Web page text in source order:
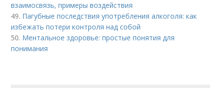
взаимосвязь, примеры воздействия
49. Пагубные последствия употребления алкоголя: как
избежать потери контроля над собой
50. Ментальное здоровье: простые понятия для
понимания